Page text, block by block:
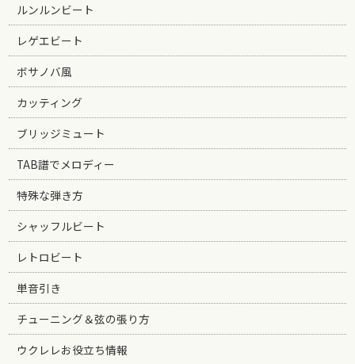
ルンルンビート
レゲエビート
ボサノバ風
カッティング
ブリッジミュート
TAB譜でメロディー
特殊な弾き方
シャッフルビート
レトロビート
単音引き
チューニング＆弦の張り方
ウクレレお役立ち情報